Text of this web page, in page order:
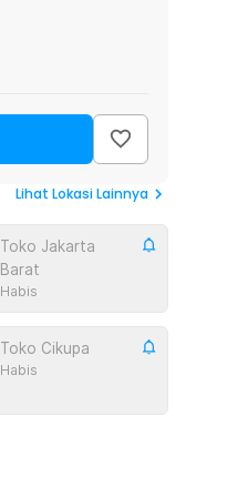
Lihat Lokasi Lainnya
Toko Jakarta
Barat
Habis
Toko Cikupa
Habis